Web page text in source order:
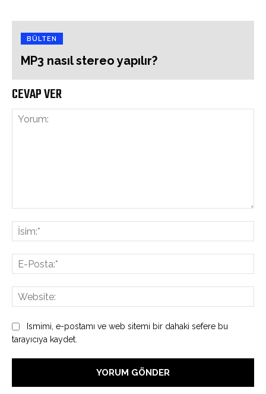
BÜLTEN
MP3 nasıl stereo yapılır?
CEVAP VER
Ismimi, e-postamı ve web sitemi bir dahaki sefere bu
tarayıcıya kaydet.